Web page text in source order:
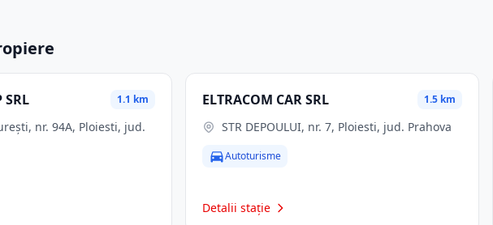
SRL 1.1 km ELTRACOM CAR SRL 1.5 km
STR DEPOULUI, nr. 7, Ploiesti, jud. Prahova
Autoturisme
Detalii stație